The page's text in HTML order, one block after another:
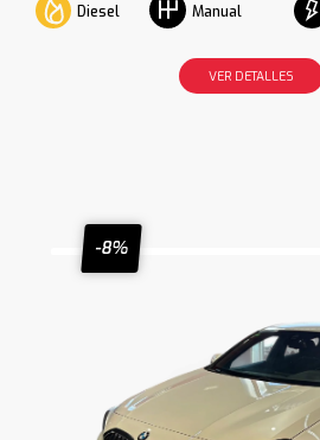
Diesel Manual
VER DETALLES
-8%